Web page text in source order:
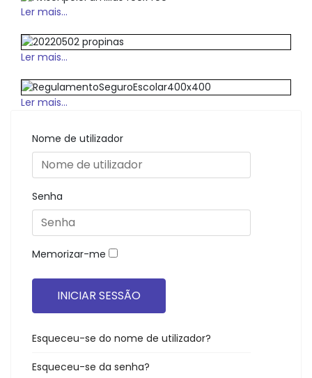
Ler mais...
Ler mais...
Ler mais...
Nome de utilizador
Senha
Memorizar-me
INICIAR SESSÃO
Esqueceu-se do nome de utilizador?
Esqueceu-se da senha?